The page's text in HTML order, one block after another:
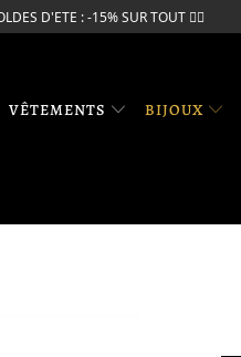
D'ETE : -15% SUR TOUT 🏴‍☠️
VÊTEMENTS BIJOUX